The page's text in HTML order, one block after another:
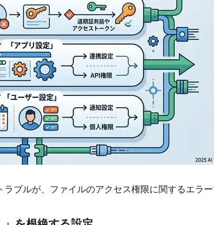
ブルが、ファイルのアクセス権限に関するエラ